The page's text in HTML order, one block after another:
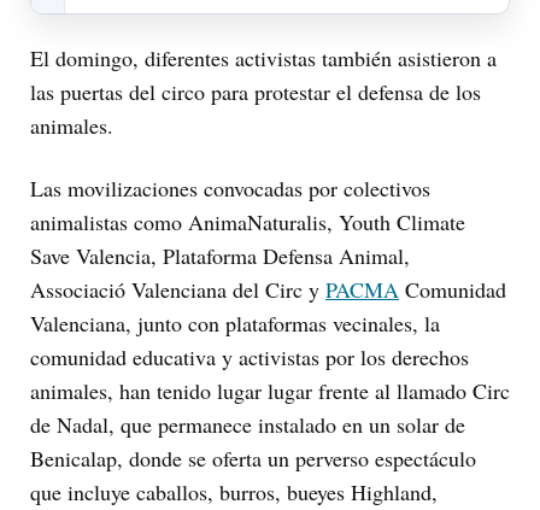
El domingo, diferentes activistas también asistieron a
las puertas del circo para protestar el defensa de los
animales.
Las movilizaciones convocadas por colectivos
animalistas como AnimaNaturalis, Youth Climate
Save Valencia, Plataforma Defensa Animal,
Associació Valenciana del Circ y PACMA Comunidad
Valenciana, junto con plataformas vecinales, la
comunidad educativa y activistas por los derechos
animales, han tenido lugar lugar frente al llamado Circ
de Nadal, que permanece instalado en un solar de
Benicalap, donde se oferta un perverso espectáculo
que incluye caballos, burros, bueyes Highland,